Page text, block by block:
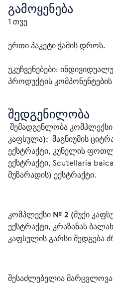
გამოყენება
1 თვე
ერთი პაკეტი ჭამის დროს.
უკუჩვენებები:
პროდუქტის
შედგენილობა
კაფსულა): მაგნიუმის
ექსტრაქტი, კუნელის
ექსტრაქტი, Scutellaria
მუზარადის) ექსტრაქტი.
კომპლექსი № 2 (მუქი
ექსტრაქტი, კრაზანას
კაფსულის გარსი შედგება
შესაძლებელია